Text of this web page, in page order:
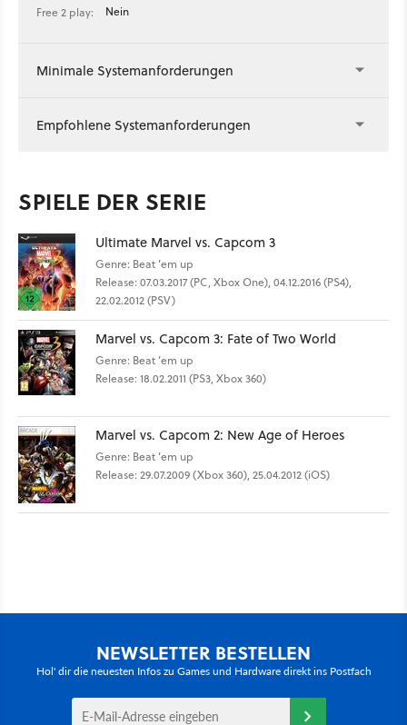
Free 2 play:
Nein
Minimale Systemanforderungen
Empfohlene Systemanforderungen
SPIELE DER SERIE
Ultimate Marvel vs. Capcom 3
Genre: Beat ’em up
Release: 07.03.2017 (PC, Xbox One), 04.12.2016 (PS4),
22.02.2012 (PSV)
Marvel vs. Capcom 3: Fate of Two World
Genre: Beat ’em up
Release: 18.02.2011 (PS3, Xbox 360)
Marvel vs. Capcom 2: New Age of Heroes
Genre: Beat ’em up
Release: 29.07.2009 (Xbox 360), 25.04.2012 (iOS)
NEWSLETTER BESTELLEN
Hol' dir die neuesten Infos zu Games und Hardware direkt ins Postfach